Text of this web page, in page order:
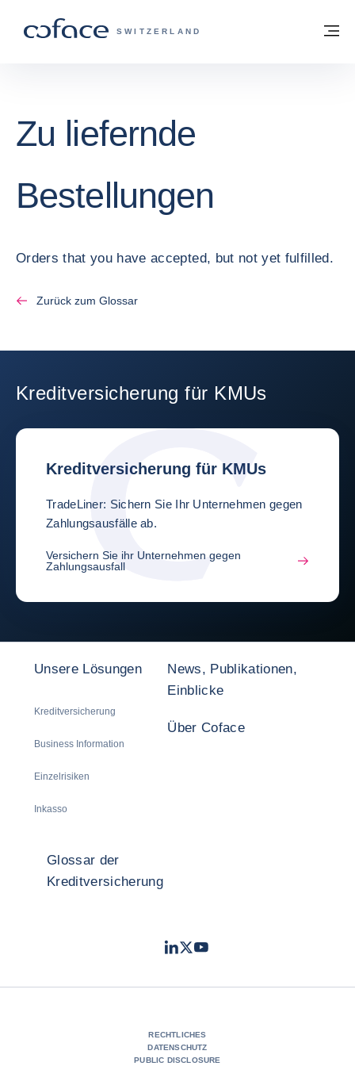
COFACE FOR TRADE - WEBSEITE DER
SWITZERLAND
Zurück zur Startseite
Zu liefernde
Bestellungen
Orders that you have accepted, but not yet fulfilled.
Zurück zum Glossar
Kreditversicherung für KMUs
Kreditversicherung für KMUs
TradeLiner: Sichern Sie Ihr Unternehmen gegen
Zahlungsausfälle ab.
Versichern Sie ihr Unternehmen gegen
Zahlungsausfall
Unsere Lösungen
Kreditversicherung
Business Information
Einzelrisiken
Inkasso
News, Publikationen,
Einblicke
Über Coface
Glossar der
Kreditversicherung
LinkedIn
TwitterYoutube
RECHTLICHES
DATENSCHUTZ
PUBLIC DISCLOSURE